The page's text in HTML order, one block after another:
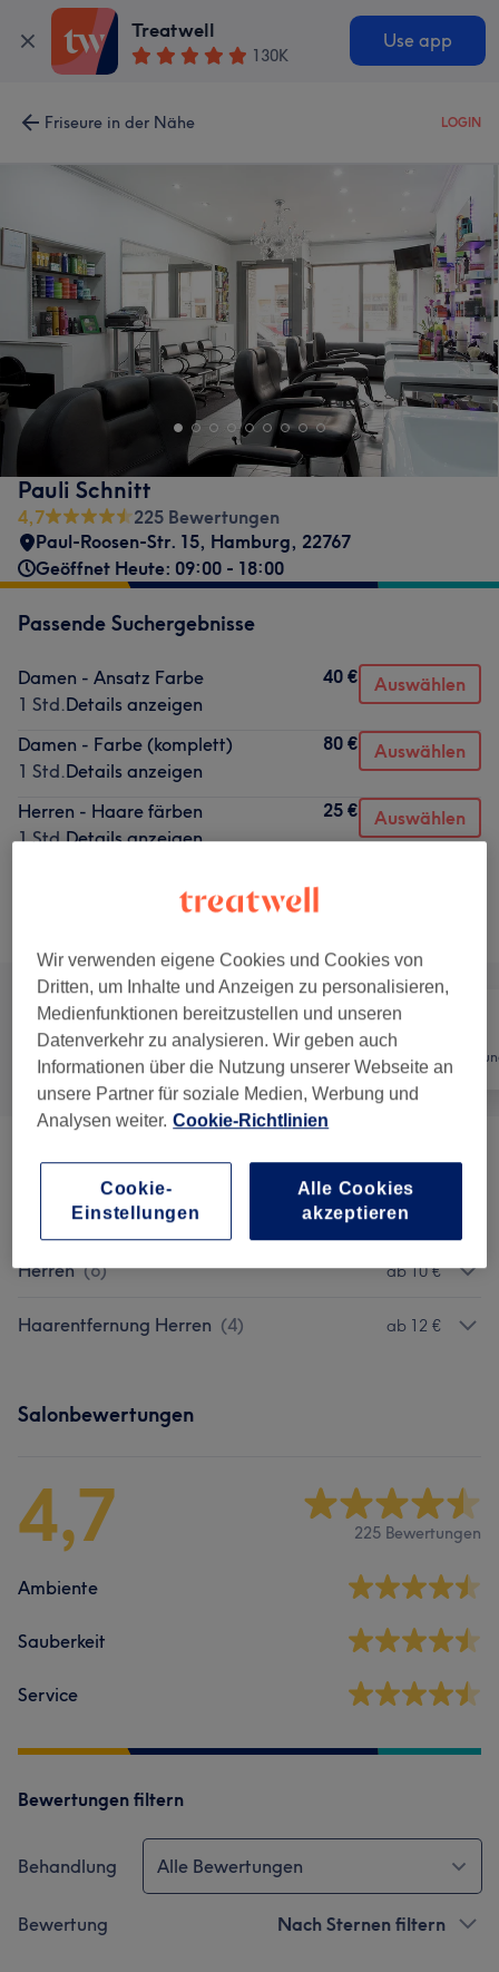
Treatwell
130K
Use app
Friseure in der Nähe LOGIN
Pauli Schnitt
4,7
225 Bewertungen
Paul-Roosen-Str. 15, Hamburg, 22767
Geöffnet Heute: 09:00 - 18:00
Passende Suchergebnisse
Damen - Ansatz Farbe
1 Std.Details anzeigen
40 € Auswählen
Damen - Farbe (komplett)
1 Std.Details anzeigen
80 € Auswählen
Herren - Haare färben
1 Std.Details anzeigen
25 € Auswählen
Nicht gefunden wonach du gesucht hast?
Alle
Kinder Haarschnitt (2) 22 €
Damen (8) ab 2,50 €
Herren (6) ab 10 €
Haarentfernung Herren (4) ab 12 €
Salonbewertungen
4,7 225 Bewertungen
Ambiente
Sauberkeit
Service
Bewertungen filtern
Behandlung Alle Bewertungen
Bewertung Nach Sternen filtern
Wir verwenden eigene Cookies und Cookies von
Dritten, um Inhalte und Anzeigen zu personalisieren,
Medienfunktionen bereitzustellen und unseren
Datenverkehr zu analysieren. Wir geben auch
Informationen über die Nutzung unserer Webseite an
unsere Partner für soziale Medien, Werbung und
Analysen weiter. Cookie-Richtlinien
Cookie-
Einstellungen
Alle Cookies
akzeptieren